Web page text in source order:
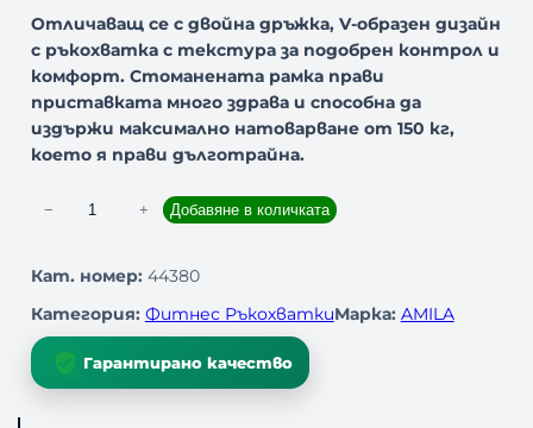
Отличаващ се с двойна дръжка, V-образен дизайн
с ръкохватка с текстура за подобрен контрол и
комфорт. Стоманената рамка прави
приставката много здрава и способна да
издържи максимално натоварване от 150 кг,
което я прави дълготрайна.
ч
е
с
т
− + Добавяне в количката
Кат. номер: 44380
Категория: Фитнес РъкохваткиМарка: AMILA
Гарантирано качество